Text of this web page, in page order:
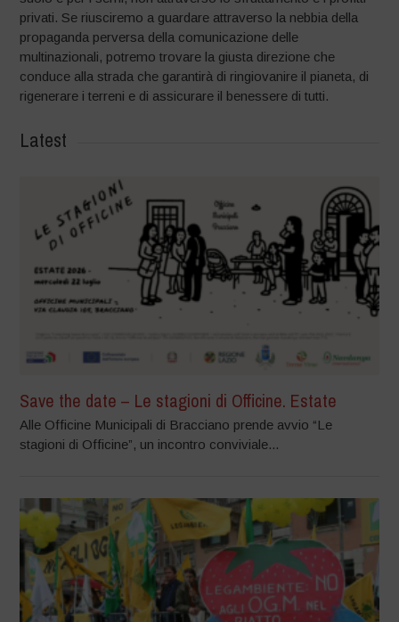
privati. Se riusciremo a guardare attraverso la nebbia della
propaganda perversa della comunicazione delle
multinazionali, potremo trovare la giusta direzione che
conduce alla strada che garantirà di ringiovanire il pianeta, di
rigenerare i terreni e di assicurare il benessere di tutti.
Latest
Save the date – Le stagioni di Officine. Estate
Alle Officine Municipali di Bracciano prende avvio “Le
stagioni di Officine”, un incontro conviviale...